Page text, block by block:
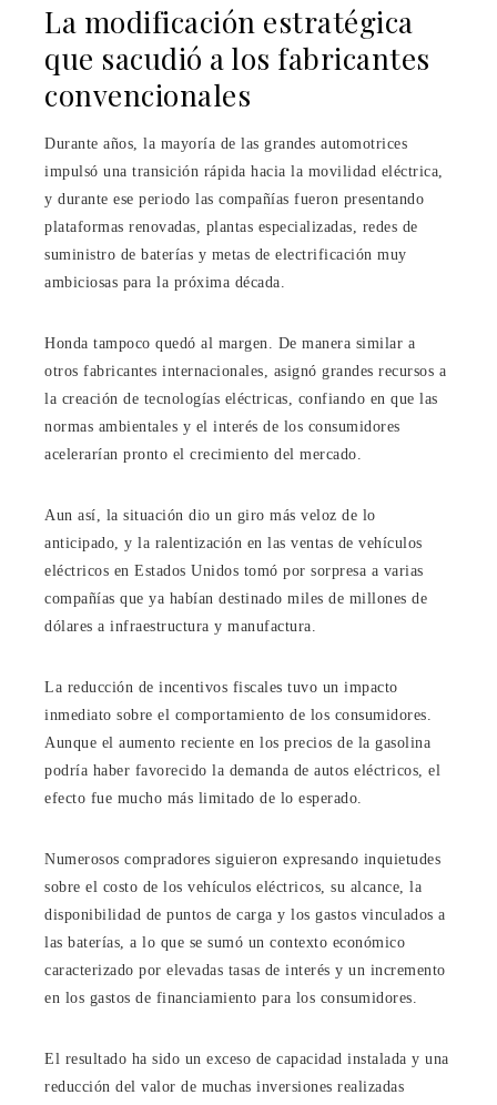
La modificación estratégica
que sacudió a los fabricantes
convencionales
Durante años, la mayoría de las grandes automotrices
impulsó una transición rápida hacia la movilidad eléctrica,
y durante ese periodo las compañías fueron presentando
plataformas renovadas, plantas especializadas, redes de
suministro de baterías y metas de electrificación muy
ambiciosas para la próxima década.
Honda tampoco quedó al margen. De manera similar a
otros fabricantes internacionales, asignó grandes recursos a
la creación de tecnologías eléctricas, confiando en que las
normas ambientales y el interés de los consumidores
acelerarían pronto el crecimiento del mercado.
Aun así, la situación dio un giro más veloz de lo
anticipado, y la ralentización en las ventas de vehículos
eléctricos en Estados Unidos tomó por sorpresa a varias
compañías que ya habían destinado miles de millones de
dólares a infraestructura y manufactura.
La reducción de incentivos fiscales tuvo un impacto
inmediato sobre el comportamiento de los consumidores.
Aunque el aumento reciente en los precios de la gasolina
podría haber favorecido la demanda de autos eléctricos, el
efecto fue mucho más limitado de lo esperado.
Numerosos compradores siguieron expresando inquietudes
sobre el costo de los vehículos eléctricos, su alcance, la
disponibilidad de puntos de carga y los gastos vinculados a
las baterías, a lo que se sumó un contexto económico
caracterizado por elevadas tasas de interés y un incremento
en los gastos de financiamiento para los consumidores.
El resultado ha sido un exceso de capacidad instalada y una
reducción del valor de muchas inversiones realizadas